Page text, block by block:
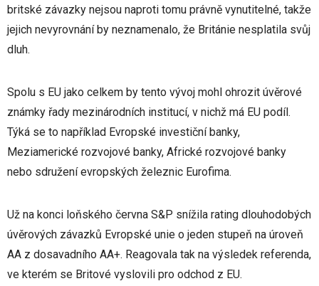
britské závazky nejsou naproti tomu právně vynutitelné, takže
jejich nevyrovnání by neznamenalo, že Británie nesplatila svůj
dluh.
Spolu s EU jako celkem by tento vývoj mohl ohrozit úvěrové
známky řady mezinárodních institucí, v nichž má EU podíl.
Týká se to například Evropské investiční banky,
Meziamerické rozvojové banky, Africké rozvojové banky
nebo sdružení evropských železnic Eurofima.
Už na konci loňského června S&P snížila rating dlouhodobých
úvěrových závazků Evropské unie o jeden stupeň na úroveň
AA z dosavadního AA+. Reagovala tak na výsledek referenda,
ve kterém se Britové vyslovili pro odchod z EU.